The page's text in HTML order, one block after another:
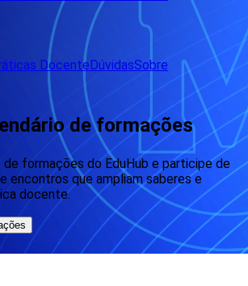
Docente DúvidasSobre
de formações
de formações do EduHub e participe de
encontros que ampliam saberes e
docente.